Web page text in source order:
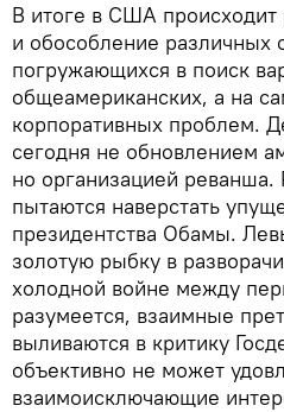
В итоге в США
и обособление различных
погружающихся в поиск
общеамериканских, а на
корпоративных проблем.
сегодня не обновлением
но организацией
пытаются наверстать
президентства Обамы.
золотую рыбку в
холодной войне между
разумеется, взаимные
выливаются в критику
объективно не может
взаимоисключающие